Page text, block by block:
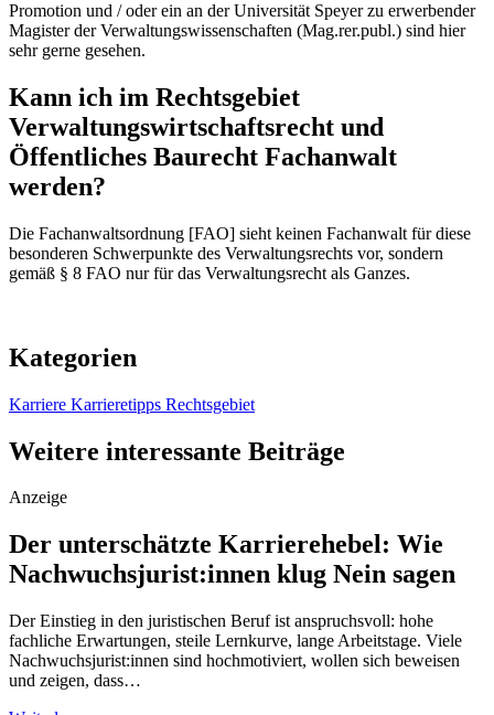
Promotion und / oder ein an der Universität Speyer zu erwerbender
Magister der Verwaltungswissenschaften (Mag.rer.publ.) sind hier
sehr gerne gesehen.
Kann ich im Rechtsgebiet
Verwaltungswirtschaftsrecht und
Öffentliches Baurecht Fachanwalt
werden?
Die Fachanwaltsordnung [FAO] sieht keinen Fachanwalt für diese
besonderen Schwerpunkte des Verwaltungsrechts vor, sondern
gemäß § 8 FAO nur für das Verwaltungsrecht als Ganzes.
Kategorien
Karriere Karrieretipps Rechtsgebiet
Weitere interessante Beiträge
Anzeige
Der unterschätzte Karrierehebel: Wie
Nachwuchsjurist:innen klug Nein sagen
Der Einstieg in den juristischen Beruf ist anspruchsvoll: hohe
fachliche Erwartungen, steile Lernkurve, lange Arbeitstage. Viele
Nachwuchsjurist:innen sind hochmotiviert, wollen sich beweisen
und zeigen, dass…